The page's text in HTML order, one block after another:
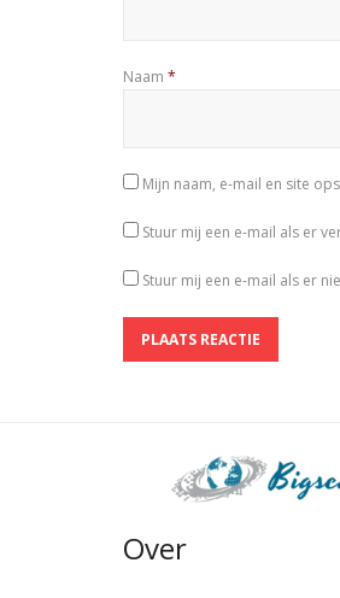
Naam *
Mijn naam, e-mail en site
Stuur mij een e-mail als er
Stuur mij een e-mail als er
Over